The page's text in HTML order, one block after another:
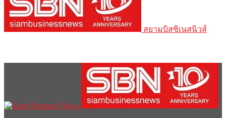
สยามบิสซิเนสนิวส์